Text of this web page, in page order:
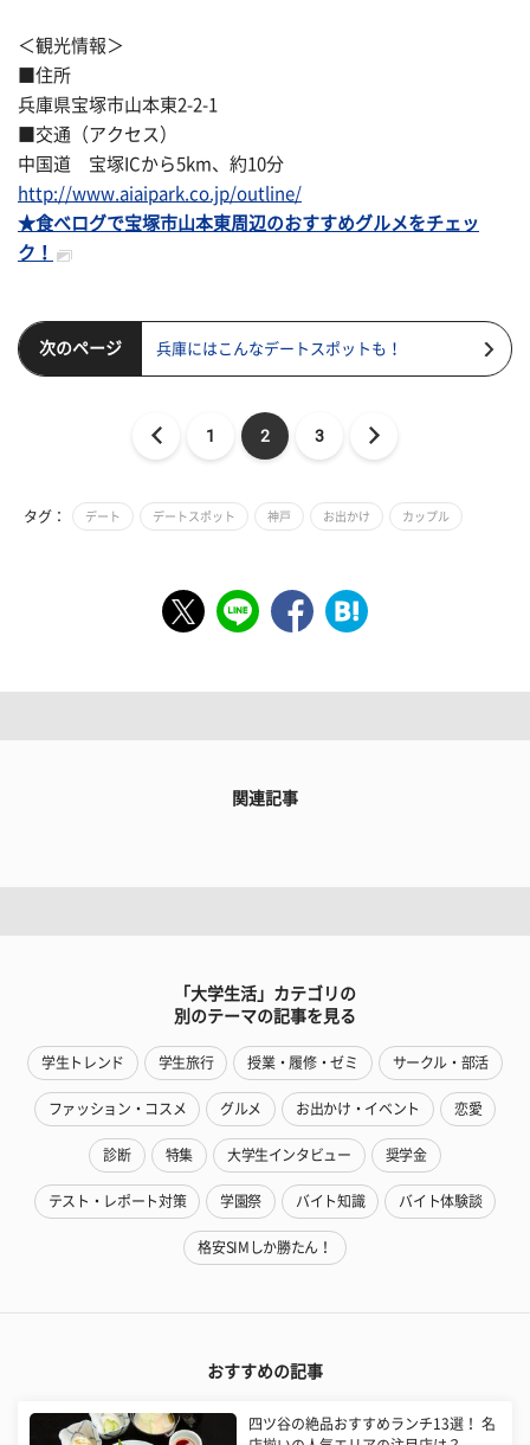
＜観光情報＞
■住所
兵庫県宝塚市山本東2-2-1
■交通（アクセス）
中国道 宝塚ICから5km、約10分
http://www.aiaipark.co.jp/outline/
★食べログで宝塚市山本東周辺のおすすめグルメをチェッ
ク！
次のページ 兵庫にはこんなデートスポットも！
1 2 3
タグ： デート デートスポット 神戸 お出かけ カップル
関連記事
「大学生活」カテゴリの
別のテーマの記事を見る
学生トレンド 学生旅行 授業・履修・ゼミ サークル・部活
ファッション・コスメ グルメ お出かけ・イベント 恋愛
診断 特集 大学生インタビュー 奨学金
テスト・レポート対策 学園祭 バイト知識 バイト体験談
格安SIMしか勝たん！
おすすめの記事
四ツ谷の絶品おすすめランチ13選！ 名